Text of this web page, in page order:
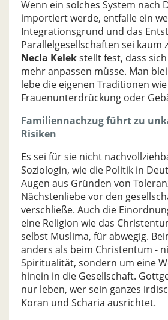
Wenn ein solches System nach
importiert werde, entfalle ein
Integrationsgrund und das
Parallelgesellschaften sei kaum
Necla Kelekstellt fest, dass
mehr anpassen müsse. Man
lebe die eigenen Traditionen
Frauenunterdrückung oder
Familiennachzug führt zu
Risiken
Es sei für sie nicht
Soziologin, wie die Politik in
Augen aus Gründen von
Nächstenliebe vor den
verschließe. Auch die
eine Religion wie das
selbst Muslima, für abwegig.
anders als beim Christentum -
Spiritualität, sondern um eine
hinein in die Gesellschaft.
nur leben, wer sein ganzes
Koran und Scharia ausrichtet.